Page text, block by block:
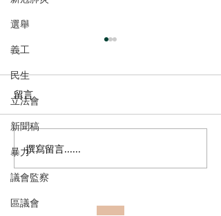
選舉
義工
民生
立法會
新聞稿
暴力
議會監察
區議會
多了解、規律生活、保持
社交，有助改善「長新
冠」患者負面情緒
留言
撰寫留言......